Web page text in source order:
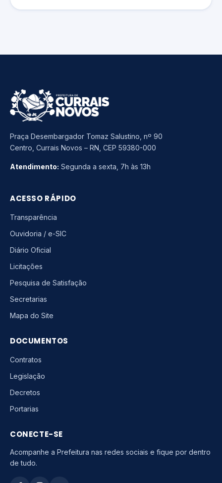
Praça Desembargador Tomaz Salustino, nº 90
Centro, Currais Novos – RN, CEP 59380-000
Atendimento: Segunda a sexta, 7h às 13h
ACESSO RÁPIDO
Transparência
Ouvidoria / e-SIC
Diário Oficial
Licitações
Pesquisa de Satisfação
Secretarias
Mapa do Site
DOCUMENTOS
Contratos
Legislação
Decretos
Portarias
CONECTE-SE
Acompanhe a Prefeitura nas redes sociais e fique por dentro
de tudo.